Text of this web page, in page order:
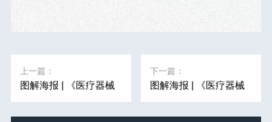
上一篇：
图解海报 | 《医疗器械
生产质量管理规范》系
列解读（七）
下一篇：
图解海报 | 《医疗器械
生产质量管理规范》系
列解读（五）